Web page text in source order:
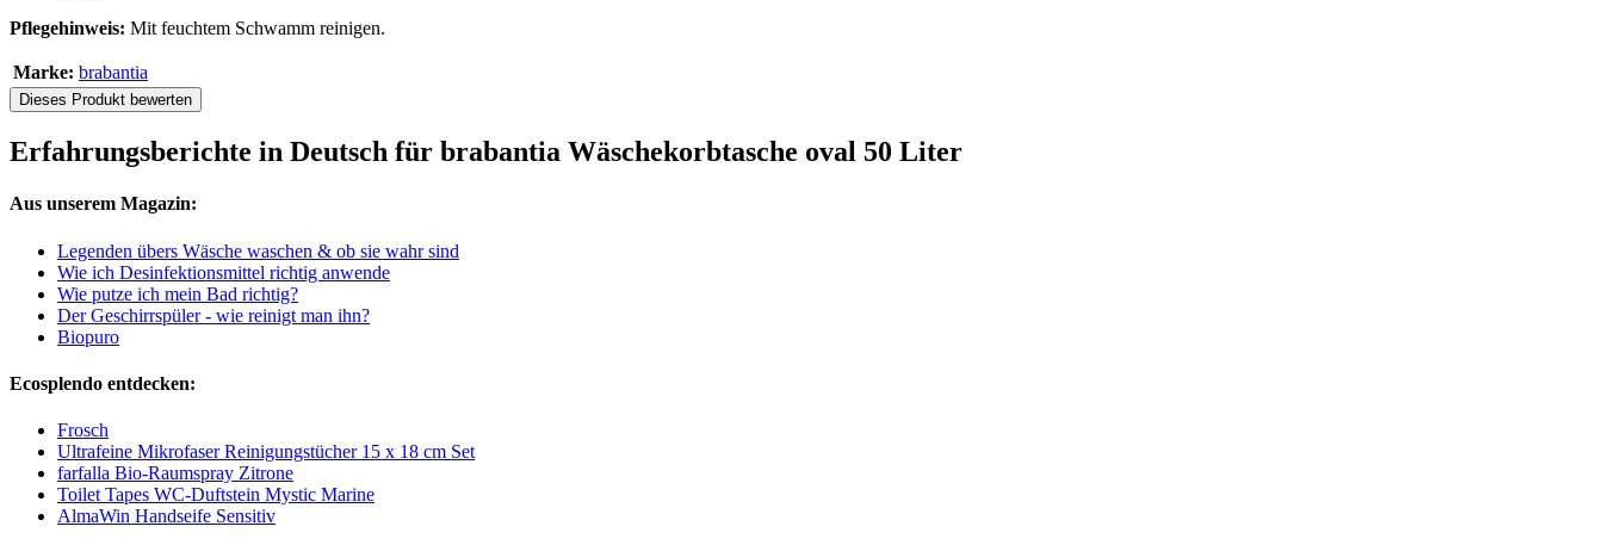
Pflegehinweis: Mit feuchtem Schwamm reinigen.
Marke: brabantia
Dieses Produkt bewerten
Erfahrungsberichte in Deutsch für brabantia Wäschekorbtasche oval 50 Liter
Aus unserem Magazin:
Legenden übers Wäsche waschen & ob sie wahr sind
Wie ich Desinfektionsmittel richtig anwende
Wie putze ich mein Bad richtig?
Der Geschirrspüler - wie reinigt man ihn?
Biopuro
Ecosplendo entdecken:
Frosch
Ultrafeine Mikrofaser Reinigungstücher 15 x 18 cm Set
farfalla Bio-Raumspray Zitrone
Toilet Tapes WC-Duftstein Mystic Marine
AlmaWin Handseife Sensitiv